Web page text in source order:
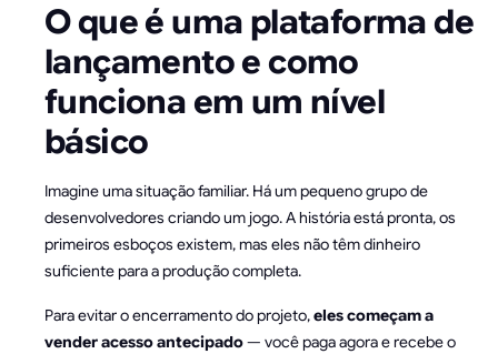
O que é uma plataforma de
lançamento e como
funciona em um nível
básico
Imagine uma situação familiar. Há um pequeno grupo de
desenvolvedores criando um jogo. A história está pronta, os
primeiros esboços existem, mas eles não têm dinheiro
suficiente para a produção completa.
Para evitar o encerramento do projeto,eles começam a
vender acesso antecipado— você paga agora e recebe o